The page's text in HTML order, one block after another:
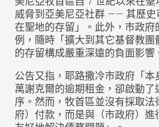
威脅到亞美尼亞社群 —— 其歷
在聖地的存留」。此外，市政
例，隨時「擴大到其它基督教
的存留構成嚴重深遠的負面影響
公告又指，耶路撒冷市政府「
萬謝克爾的逾期租金，卻啟動了
序。然而，牧首區並沒有採取
府）付款，而是與（市政府）